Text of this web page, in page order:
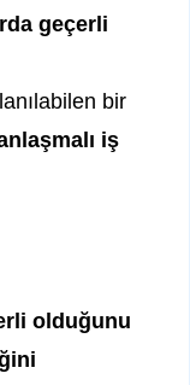
geçerli
bir
iş
olduğunu